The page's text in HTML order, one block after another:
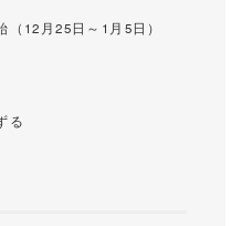
12月25日～1月5日）
る